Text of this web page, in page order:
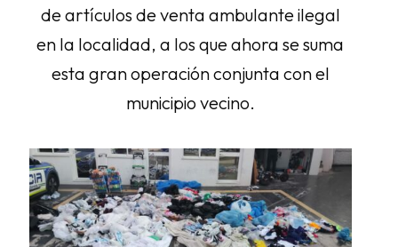
de artículos de venta ambulante ilegal
en la localidad, a los que ahora se suma
esta gran operación conjunta con el
municipio vecino.